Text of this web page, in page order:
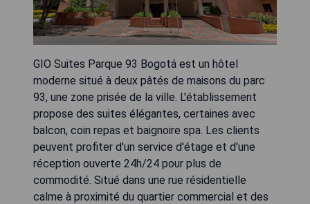
GIO Suites Parque 93 Bogotá est un hôtel
moderne situé à deux pâtés de maisons du parc
93, une zone prisée de la ville. L'établissement
propose des suites élégantes, certaines avec
balcon, coin repas et baignoire spa. Les clients
peuvent profiter d'un service d'étage et d'une
réception ouverte 24h/24 pour plus de
commodité. Situé dans une rue résidentielle
calme à proximité du quartier commercial et des